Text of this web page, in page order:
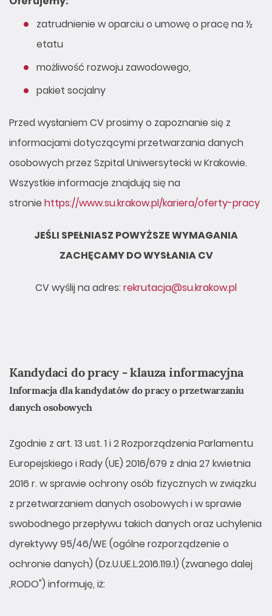
zatrudnienie w oparciu o umowę o pracę na ½
etatu
możliwość rozwoju zawodowego,
pakiet socjalny
Przed wysłaniem CV prosimy o zapoznanie się z
informacjami dotyczącymi przetwarzania danych
osobowych przez Szpital Uniwersytecki w Krakowie.
Wszystkie informacje znajdują się na
stronie https://www.su.krakow.pl/kariera/oferty-pracy
JEŚLI SPEŁNIASZ POWYŻSZE WYMAGANIA
ZACHĘCAMY DO WYSŁANIA CV
CV wyślij na adres:rekrutacja@su.krakow.pl
Kandydaci do pracy - klauza informacyjna
Informacja dla kandydatów do pracy o przetwarzaniu
danych osobowych
Zgodnie z art. 13 ust. 1 i 2 Rozporządzenia Parlamentu
Europejskiego i Rady (UE) 2016/679 z dnia 27 kwietnia
2016 r. w sprawie ochrony osób fizycznych w związku
z przetwarzaniem danych osobowych i w sprawie
swobodnego przepływu takich danych oraz uchylenia
dyrektywy 95/46/WE (ogólne rozporządzenie o
ochronie danych) (Dz.U.UE.L.2016.119.1) (zwanego dalej
,RODO") informuję, iż: